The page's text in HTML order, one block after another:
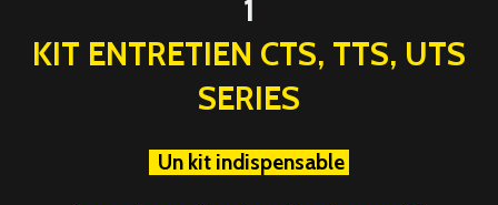
1
KIT ENTRETIEN CTS, TTS, UTS
SERIES
Un kit indispensable